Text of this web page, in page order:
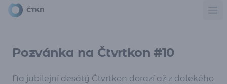
Pozvánka na Čtvrtkon #10
Na jubilejní desátý Čtvrtkon dorazí až z dalekého